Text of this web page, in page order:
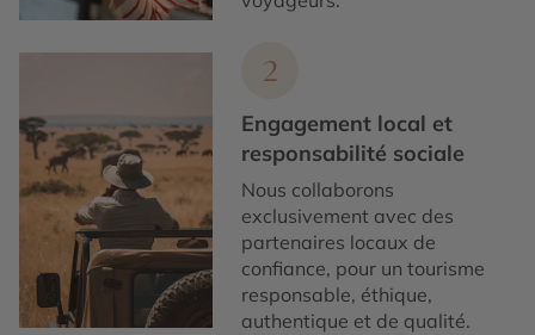
2
Engagement local et
responsabilité sociale
Nous collaborons
exclusivement avec des
partenaires locaux de
confiance, pour un tourisme
responsable, éthique,
authentique et de qualité.